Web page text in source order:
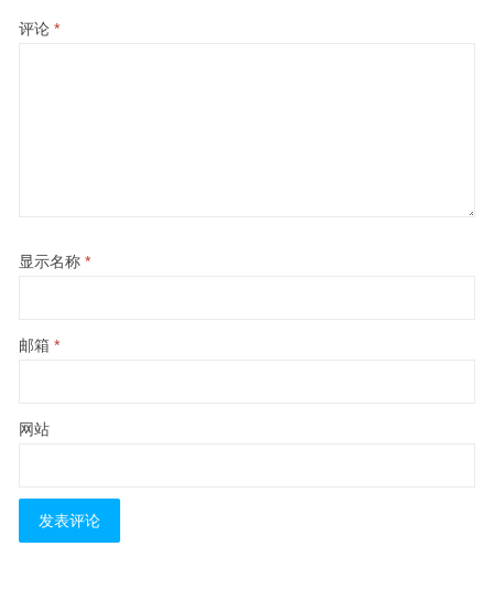
评论 *
显示名称 *
邮箱 *
网站